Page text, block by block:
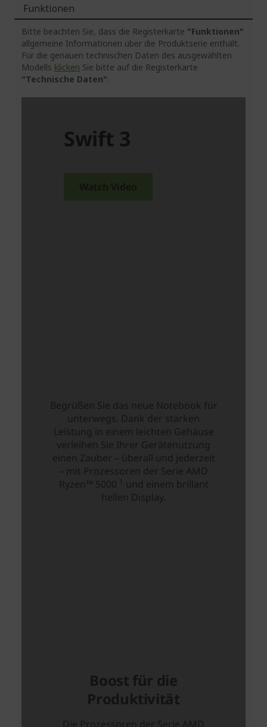
Funktionen
Bitte beachten Sie, dass die Registerkarte "Funktionen"
allgemeine Informationen über die Produktserie enthält.
Für die genauen technischen Daten des ausgewählten
Modells klicken Sie bitte auf die Registerkarte
"Technische Daten".